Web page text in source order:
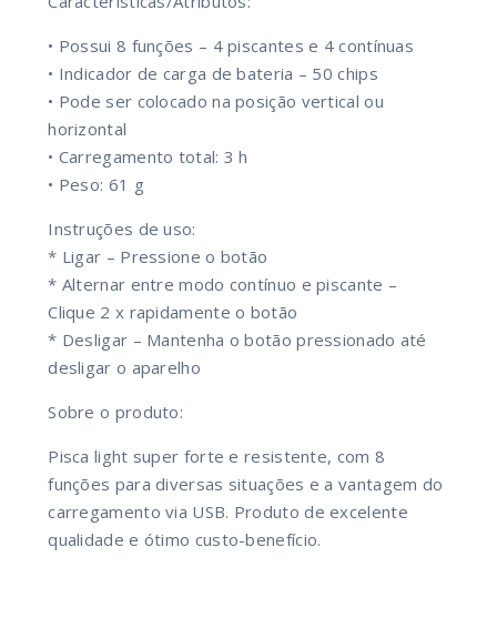
• Possui 8 funções – 4 piscantes e 4 contínuas
• Indicador de carga de bateria – 50 chips
• Pode ser colocado na posição vertical ou
horizontal
• Carregamento total: 3 h
• Peso: 61 g
Instruções de uso:
* Ligar – Pressione o botão
* Alternar entre modo contínuo e piscante –
Clique 2 x rapidamente o botão
* Desligar – Mantenha o botão pressionado até
desligar o aparelho
Sobre o produto:
Pisca light super forte e resistente, com 8
funções para diversas situações e a vantagem do
carregamento via USB. Produto de excelente
qualidade e ótimo custo-benefício.